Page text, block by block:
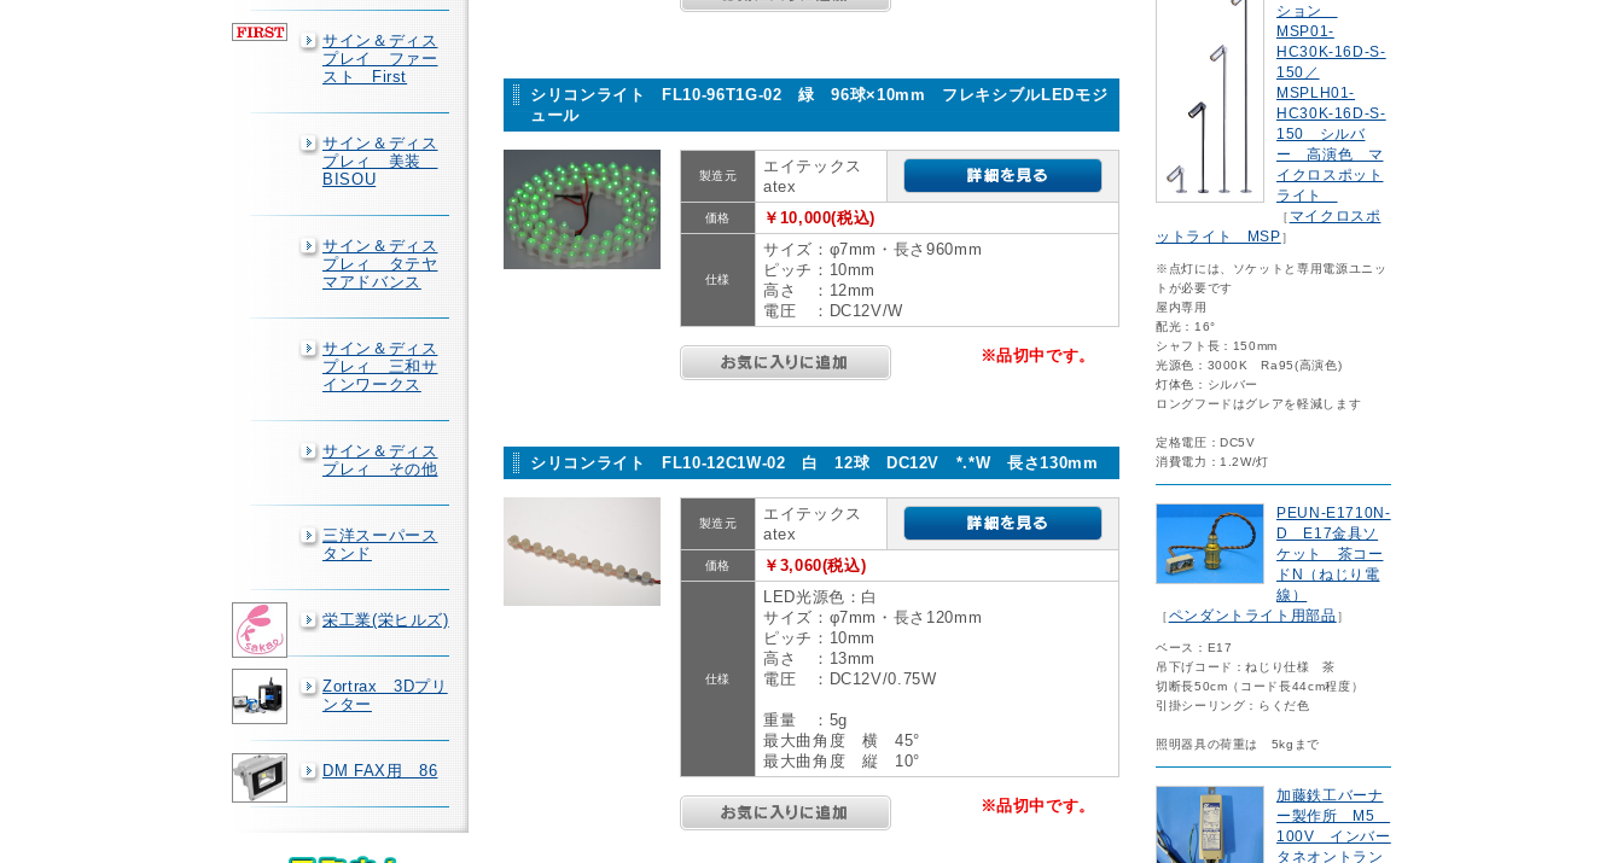
サイン＆ディス
プレイ ファー
スト First
サイン＆ディス
プレィ 美装
BISOU
サイン＆ディス
プレィ タテヤ
マアドバンス
サイン＆ディス
プレィ 三和サ
インワークス
サイン＆ディス
プレィ その他
三洋スーパース
タンド
栄工業(栄ヒルズ)
Zortrax 3Dプリ
ンター
DM FAX用 86
シリコンライト FL10-96T1G-02 緑 96球×10mm フレキシブルLEDモジ
ュール
製造元
エイテックス
atex
価格 ￥10,000(税込)
仕様
サイズ：φ7mm・長さ960mm
ピッチ：10mm
高さ ：12mm
電圧 ：DC12V/W
※品切中です。
シリコンライト FL10-12C1W-02 白 12球 DC12V *.*W 長さ130mm
製造元
エイテックス
atex
価格 ￥3,060(税込)
仕様
LED光源色：白
サイズ：φ7mm・長さ120mm
ピッチ：10mm
高さ ：13mm
電圧 ：DC12V/0.75W
重量 ：5g
最大曲角度 横 45°
最大曲角度 縦 10°
※品切中です。
ション
MSP01-
HC30K-16D-S-
150／
MSPLH01-
HC30K-16D-S-
150 シルバ
ー 高演色 マ
イクロスポット
ライト
［ マイクロスポ
ットライト MSP］
※点灯には、ソケットと専用電源ユニッ
トが必要です
屋内専用
配光：16°
シャフト長：150mm
光源色：3000K Ra95(高演色)
灯体色：シルバー
ロングフードはグレアを軽減します
定格電圧：DC5V
消費電力：1.2W/灯
PEUN-E1710N-
D E17金具ソ
ケット 茶コー
ドN（ねじり電
線）
［ペンダントライト用部品］
ベース：E17
吊下げコード：ねじり仕様 茶
切断長50cm（コード長44cm程度）
引掛シーリング：らくだ色
照明器具の荷重は 5kgまで
加藤鉄工バーナ
ー製作所 M5
100V インバー
タネオントラン